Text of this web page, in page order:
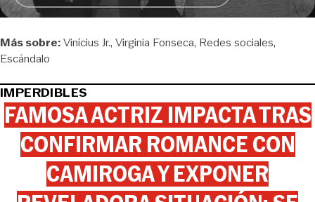
Más sobre:Vinícius Jr. Virginia Fonseca Redes sociales
Escándalo
IMPERDIBLES
FAMOSA ACTRIZ IMPACTA TRAS
CONFIRMAR ROMANCE CON
CAMIROGA Y EXPONER